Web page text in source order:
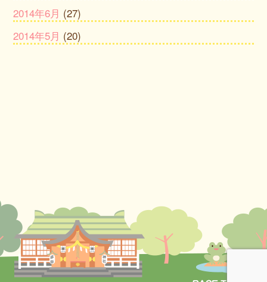
2014年6月 (27)
2014年5月 (20)